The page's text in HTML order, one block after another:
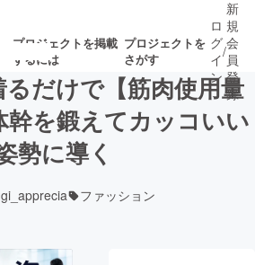
プロジェクトを掲載
するには
プロジェクトを
さがす
の新着プロ募集終了が近いプ
ロジェクト
ロ
グ
イ
ン
/
新
規
会
員
登
録
だけで【筋肉使用量
幹を鍛えてカッコいい
勢に導く
ファッション